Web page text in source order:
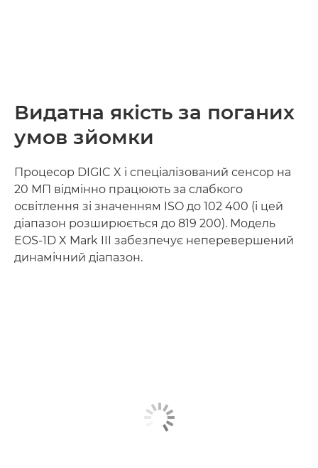
Видатна якість за поганих
умов зйомки
Процесор DIGIC X і спеціалізований сенсор на
20 МП відмінно працюють за слабкого
освітлення зі значенням ISO до 102 400 (і цей
діапазон розширюється до 819 200). Модель
EOS-1D X Mark III забезпечує неперевершений
динамічний діапазон.